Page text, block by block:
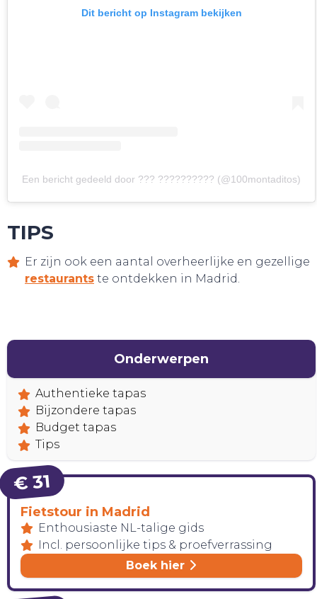
Dit bericht op Instagram bekijken
Een bericht gedeeld door ??? ?????????? (@100montaditos)
TIPS
Er zijn ook een aantal overheerlijke en gezellige
restaurants te ontdekken in Madrid.
Onderwerpen
Authentieke tapas
Bijzondere tapas
Budget tapas
Tips
€ 31
Fietstour in Madrid
Enthousiaste NL-talige gids
Incl. persoonlijke tips & proefverrassing
Boek hier